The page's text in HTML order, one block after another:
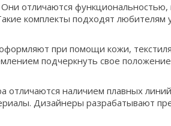
отличаются функциональностью,
комплекты подходят любителям
при помощи кожи,
подчеркнуть свое
наличием плавных
Дизайнеры разрабатывают